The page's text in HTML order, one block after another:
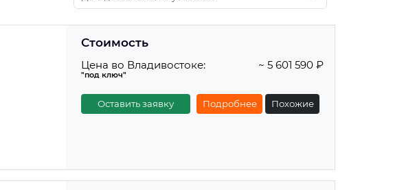
Стоимость
Цена во Владивостоке:
"под ключ"
~ 5 601 590 ₽
Оставить заявку Подробнее Похожие